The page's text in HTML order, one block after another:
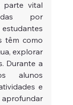
parte vital
por
têm como
explorar
Durante a
alunos
e